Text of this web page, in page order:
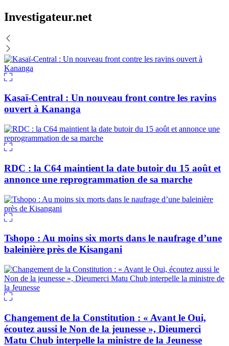
Investigateur.net
Kasaï-Central : Un nouveau front contre les ravins
ouvert à Kananga
RDC : la C64 maintient la date butoir du 15 août et
annonce une reprogrammation de sa marche
Tshopo : Au moins six morts dans le naufrage d’une
baleinière près de Kisangani
Changement de la Constitution : « Avant le Oui,
écoutez aussi le Non de la jeunesse », Dieumerci
Matu Chub interpelle la ministre de la Jeunesse